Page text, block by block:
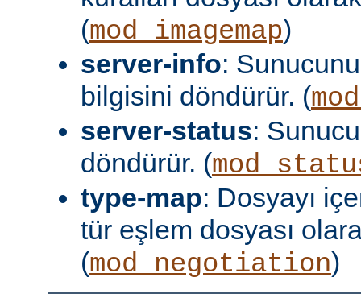
(mod_imagemap)
server-info:
bilgisini döndürür. (
server-status:
döndürür. (
type-map: Dosyayı
tür eşlem dosyası
(mod_negotiation)